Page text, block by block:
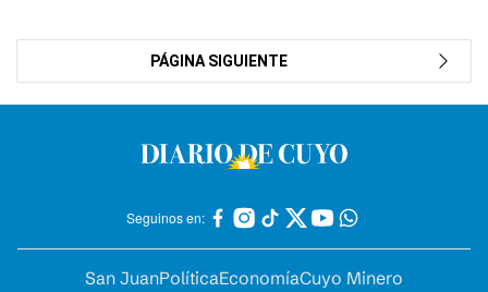
PÁGINA SIGUIENTE
Seguinos en:
San JuanPolíticaEconomíaCuyo Minero